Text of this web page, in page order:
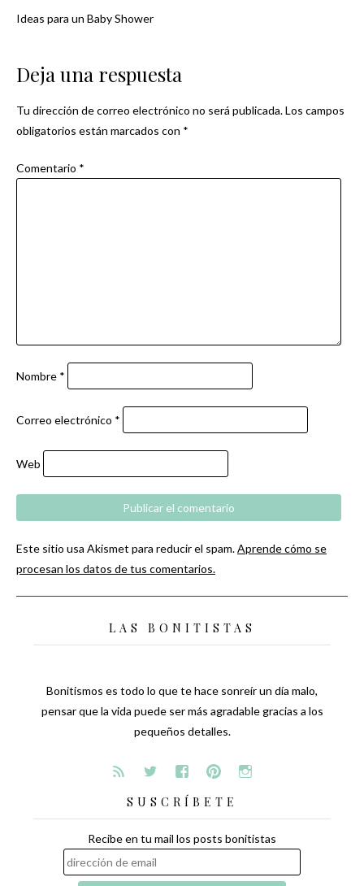
Navegación
de
entradas
Ideas para un Baby Shower
Deja una respuesta
Tu dirección de correo electrónico no será publicada.Los campos
obligatorios están marcados con *
Comentario *
Nombre *
Correo electrónico *
Web
Este sitio usa Akismet para reducir el spam.Aprende cómo se
procesan los datos de tus comentarios.
LAS BONITISTAS
Bonitismos es todo lo que te hace sonreír un día malo,
pensar que la vida puede ser más agradable gracias a los
pequeños detalles.
SUSCRÍBETE
Recibe en tu mail los posts bonitistas